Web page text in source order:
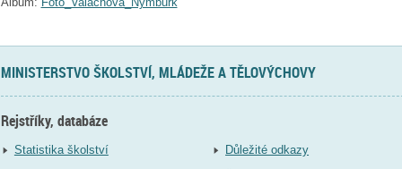
MINISTERSTVO ŠKOLSTVÍ, MLÁDEŽE A TĚLOVÝCHOVY
Rejstříky, databáze
Statistika školství
Důležité odkazy